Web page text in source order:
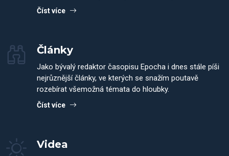
Číst více
Články
Jako bývalý redaktor časopisu Epocha i dnes stále píši
nejrůznější články, ve kterých se snažím poutavě
rozebírat všemožná témata do hloubky.
Číst více
Videa